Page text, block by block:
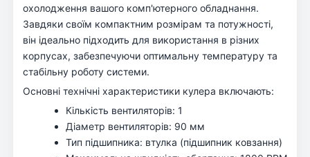
охолодження вашого комп'ютерного обладнання.
Завдяки своїм компактним розмірам та потужності,
він ідеально підходить для використання в різних
корпусах, забезпечуючи оптимальну температуру та
стабільну роботу системи.
Основні технічні характеристики кулера включають:
Кількість вентиляторів: 1
Діаметр вентиляторів: 90 мм
Тип підшипника: втулка (підшипник ковзання)